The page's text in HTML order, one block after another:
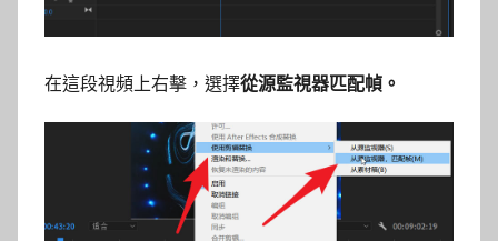
在這段視頻上右擊，選擇從源監視器匹配幀。